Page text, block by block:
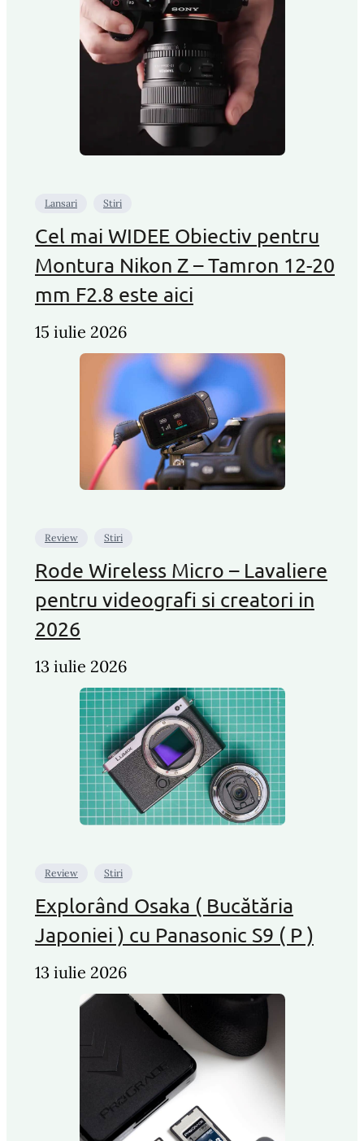
Lansari Stiri
Cel mai WIDEE Obiectiv pentru
Montura Nikon Z – Tamron 12-20
mm F2.8 este aici
15 iulie 2026
Review Stiri
Rode Wireless Micro – Lavaliere
pentru videografi si creatori in
2026
13 iulie 2026
Review Stiri
Explorând Osaka ( Bucătăria
Japoniei ) cu Panasonic S9 ( P )
13 iulie 2026